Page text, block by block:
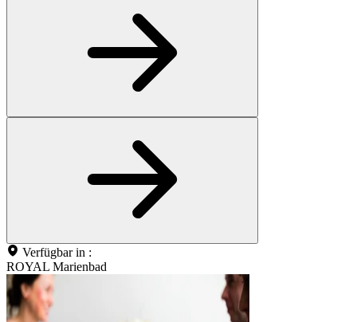
Verfügbar in :
ROYAL Marienbad